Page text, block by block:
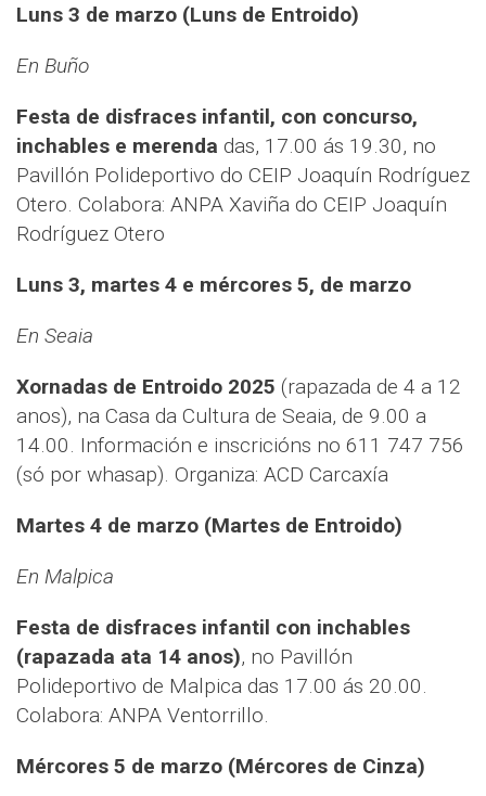
Luns 3 de marzo (Luns de Entroido)
En Buño
Festa de disfraces infantil, con concurso,
inchables e merenda das, 17.00 ás 19.30, no
Pavillón Polideportivo do CEIP Joaquín Rodríguez
Otero. Colabora: ANPA Xaviña do CEIP Joaquín
Rodríguez Otero
Luns 3, martes 4 e mércores 5, de marzo
En Seaia
Xornadas de Entroido 2025 (rapazada de 4 a 12
anos), na Casa da Cultura de Seaia, de 9.00 a
14.00. Información e inscricións no 611 747 756
(só por whasap). Organiza: ACD Carcaxía
Martes 4 de marzo (Martes de Entroido)
En Malpica
Festa de disfraces infantil con inchables
(rapazada ata 14 anos), no Pavillón
Polideportivo de Malpica das 17.00 ás 20.00.
Colabora: ANPA Ventorrillo.
Mércores 5 de marzo (Mércores de Cinza)